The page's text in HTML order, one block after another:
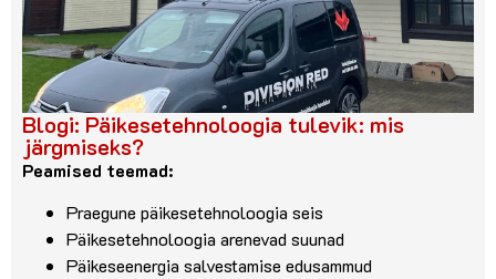
Blogi: Päikesetehnoloogia tulevik: mis
järgmiseks?
Peamised teemad:
Praegune päikesetehnoloogia seis
Päikesetehnoloogia arenevad suunad
Päikeseenergia salvestamise edusammud